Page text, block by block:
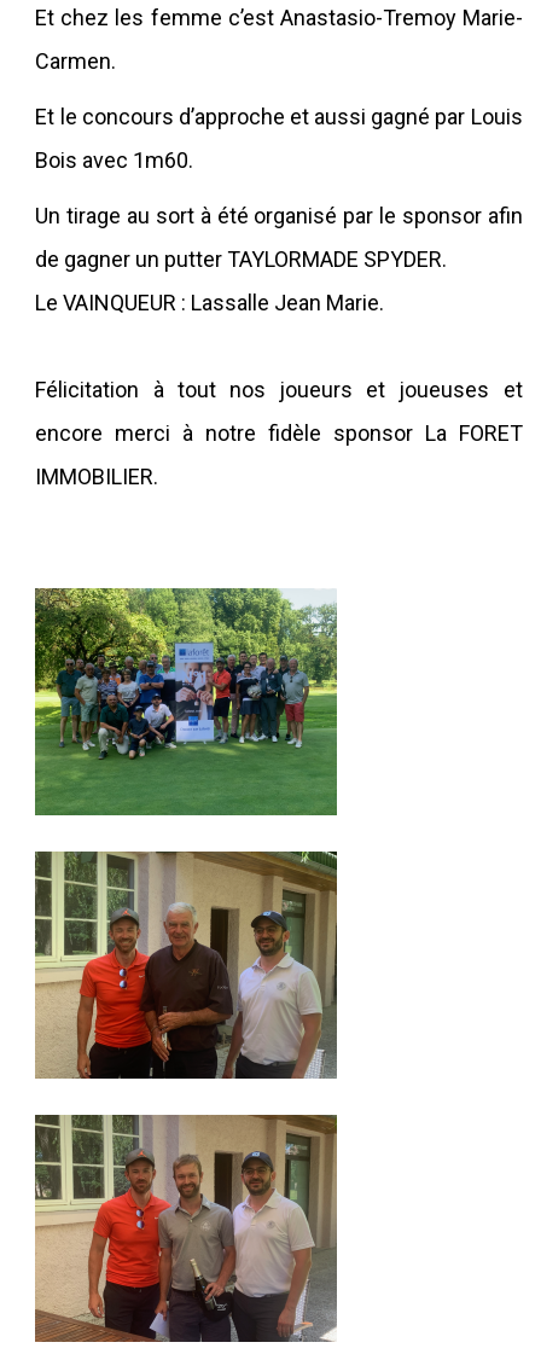
Et chez les femme c’est Anastasio-Tremoy Marie-
Carmen.
Et le concours d’approche et aussi gagné par Louis
Bois avec 1m60.
Un tirage au sort à été organisé par le sponsor afin
de gagner un putter TAYLORMADE SPYDER.
Le VAINQUEUR : Lassalle Jean Marie.
Félicitation à tout nos joueurs et joueuses et
encore merci à notre fidèle sponsor La FORET
IMMOBILIER.